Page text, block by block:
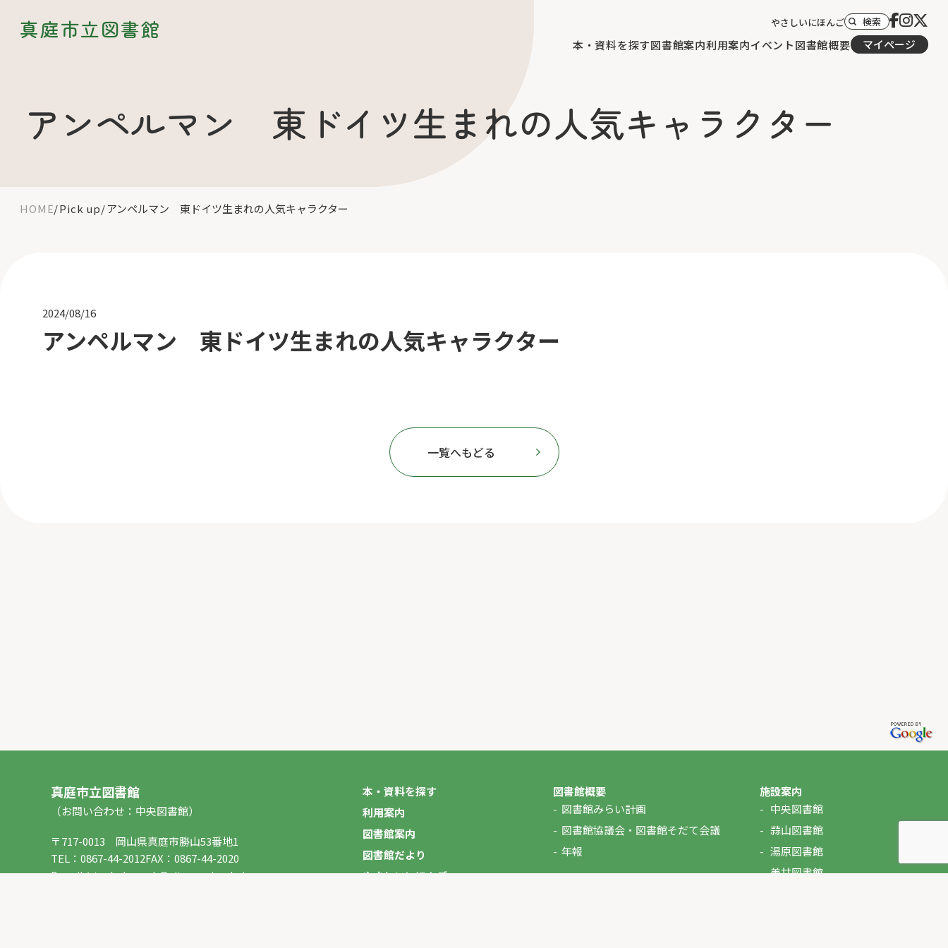
真庭市立図書館
本・資料を探す図書館案内利用案内イベント図書館概要 マイページ
やさしいにほんご 検索
アンペルマン 東ドイツ生まれの人気キャラクター
HOME Pick up アンペルマン 東ドイツ生まれの人気キャラクター
2024/08/16
アンペルマン 東ドイツ生まれの人気キャラクター
一覧へもどる
真庭市立図書館
（お問い合わせ：中央図書館）
〒717-0013 岡山県真庭市勝山53番地1
TEL： 0867-44-2012FAX：0867-44-2020
E-mail：toshokan_ch@city.maniwa.lg.jp
本・資料を探す
利用案内
図書館案内
図書館だより
やさしいにほんご
図書館概要
図書館みらい計画
図書館協議会・図書館そだて会議
年報
施設案内
中央図書館
蒜山図書館
湯原図書館
美甘図書館